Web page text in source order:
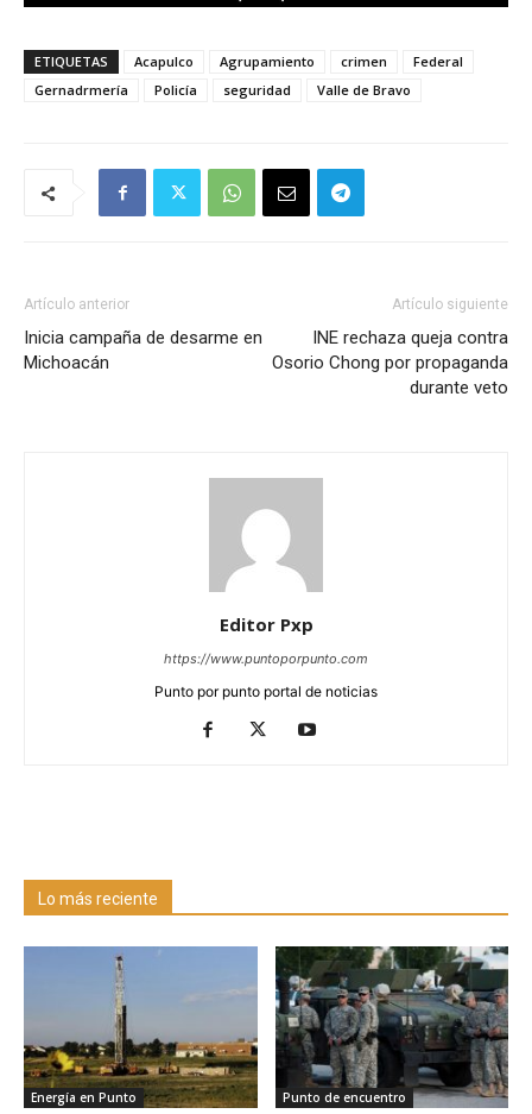
ETIQUETAS Acapulco Agrupamiento crimen
Federal
Gernadrmería
Policía seguridad Valle de Bravo
Artículo anterior
Inicia campaña de desarme en
Michoacán
Artículo siguiente
INE rechaza queja contra
Osorio Chong por propaganda
durante veto
Editor Pxp
https://www.puntoporpunto.com
Punto por punto portal de noticias
Lo más reciente
Energía en Punto Punto de encuentro